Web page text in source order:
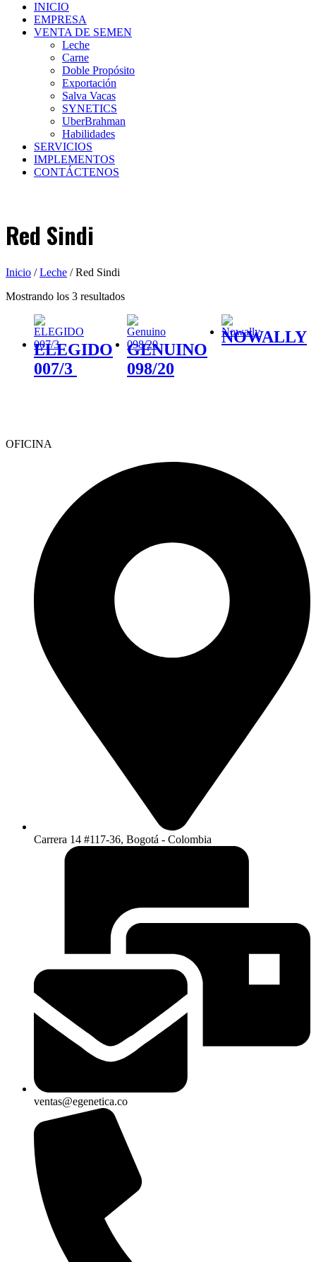
INICIO
EMPRESA
VENTA DE SEMEN
Leche
Carne
Doble Propósito
Exportación
Salva Vacas
SYNETICS
UberBrahman
Habilidades
SERVICIOS
IMPLEMENTOS
CONTÁCTENOS
Red Sindi
Inicio /Leche / Red Sindi
Mostrando los 3 resultados
ELEGIDO
007/3
GENUINO
098/20
NOWALLY
OFICINA
Carrera 14 #117-36, Bogotá - Colombia
ventas@egenetica.co